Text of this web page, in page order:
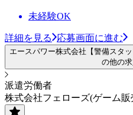
未経験OK
詳細を見る 応募画面に進む
エースパワー株式会社【警備スタ
の他の
派遣労働者
株式会社フェローズ(ゲーム販